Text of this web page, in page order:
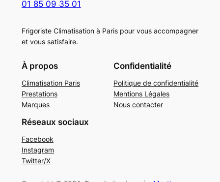
01 85 09 35 01
Frigoriste Climatisation à Paris pour vous accompagner
et vous satisfaire.
À propos
Climatisation Paris
Prestations
Marques
Confidentialité
Politique de confidentialité
Mentions Légales
Nous contacter
Réseaux sociaux
Facebook
Instagram
Twitter/X